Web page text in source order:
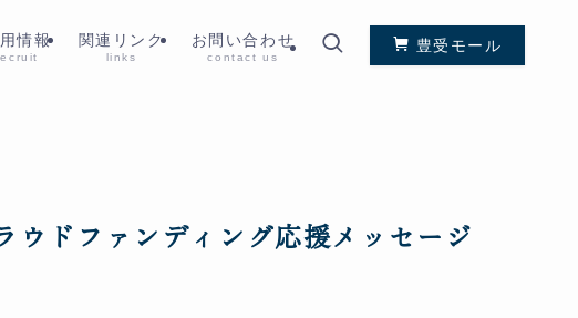
情報 関連リンク
links
お問い合わせ
contact us
豊受モール
ウドファンディング応援メッセージ